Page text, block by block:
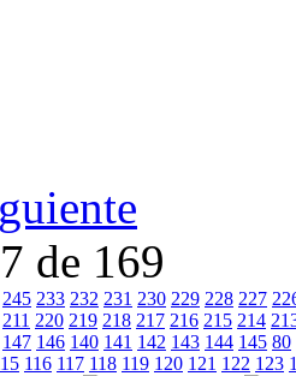
de 169
245 233 232 231 230 229 228 227
211 220 219 218 217 216 215 214
147 146 140 141 142 143 144 145 80
116 117 118 119 120 121 122 123